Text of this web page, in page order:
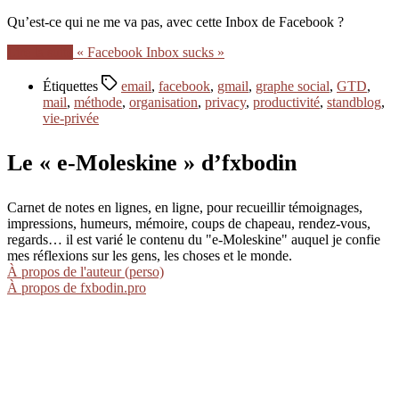
Qu’est-ce qui ne me va pas, avec cette Inbox de Facebook ?
« Facebook Inbox sucks »
Étiquettes email, facebook, gmail, graphe social, GTD,
mail, méthode, organisation, privacy, productivité, standblog,
vie-privée
Le « e-Moleskine » d’fxbodin
Carnet de notes en lignes, en ligne, pour recueillir témoignages,
impressions, humeurs, mémoire, coups de chapeau, rendez-vous,
regards… il est varié le contenu du "e-Moleskine" auquel je confie
mes réflexions sur les gens, les choses et le monde.
À propos de l'auteur (perso)
À propos de fxbodin.pro